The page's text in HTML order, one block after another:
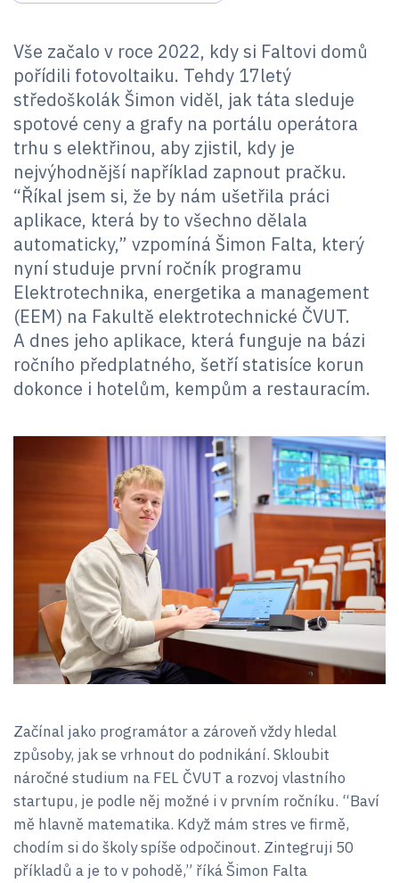
Vše začalo v roce 2022, kdy si Faltovi domů
pořídili fotovoltaiku. Tehdy 17letý
středoškolák Šimon viděl, jak táta sleduje
spotové ceny a grafy na portálu operátora
trhu s elektřinou, aby zjistil, kdy je
nejvýhodnější například zapnout pračku.
“Říkal jsem si, že by nám ušetřila práci
aplikace, která by to všechno dělala
automaticky,” vzpomíná Šimon Falta, který
nyní studuje první ročník programu
Elektrotechnika, energetika a management
(EEM) na Fakultě elektrotechnické ČVUT.
A dnes jeho aplikace, která funguje na bázi
ročního předplatného, šetří statisíce korun
dokonce i hotelům, kempům a restauracím.
Začínal jako programátor a zároveň vždy hledal
způsoby, jak se vrhnout do podnikání. Skloubit
náročné studium na FEL ČVUT a rozvoj vlastního
startupu, je podle něj možné i v prvním ročníku. “Baví
mě hlavně matematika. Když mám stres ve firmě,
chodím si do školy spíše odpočinout. Zintegruji 50
příkladů a je to v pohodě,” říká Šimon Falta